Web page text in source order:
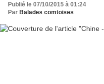
Publié le 07/10/2015 à 01:24
Par Balades comtoises